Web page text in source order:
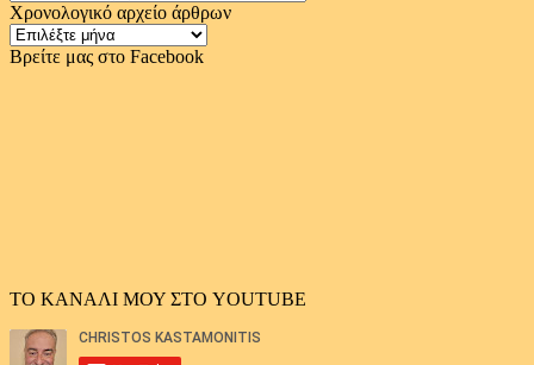
Χρονολογικό αρχείο άρθρων
Χρονολογικό
αρχείο
Βρείτε μας στο Facebook
ΤΟ ΚΑΝΑΛΙ ΜΟΥ ΣΤΟ YOUTUBE